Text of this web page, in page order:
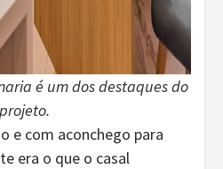
é um dos destaques do
projeto.
e com aconchego para
era o que o casal